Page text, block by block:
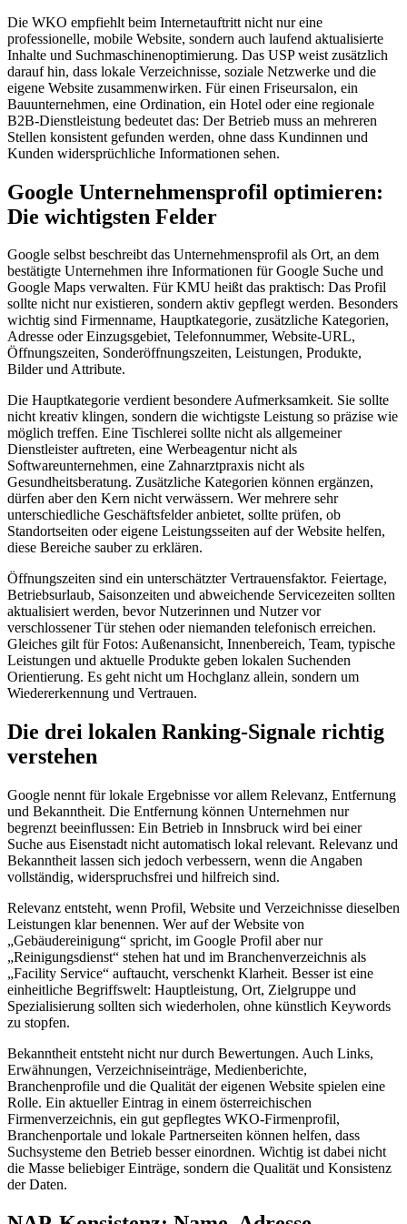
Die WKO empfiehlt beim Internetauftritt nicht nur eine
professionelle, mobile Website, sondern auch laufend aktualisierte
Inhalte und Suchmaschinenoptimierung. Das USP weist zusätzlich
darauf hin, dass lokale Verzeichnisse, soziale Netzwerke und die
eigene Website zusammenwirken. Für einen Friseursalon, ein
Bauunternehmen, eine Ordination, ein Hotel oder eine regionale
B2B-Dienstleistung bedeutet das: Der Betrieb muss an mehreren
Stellen konsistent gefunden werden, ohne dass Kundinnen und
Kunden widersprüchliche Informationen sehen.
Google Unternehmensprofil optimieren:
Die wichtigsten Felder
Google selbst beschreibt das Unternehmensprofil als Ort, an dem
bestätigte Unternehmen ihre Informationen für Google Suche und
Google Maps verwalten. Für KMU heißt das praktisch: Das Profil
sollte nicht nur existieren, sondern aktiv gepflegt werden. Besonders
wichtig sind Firmenname, Hauptkategorie, zusätzliche Kategorien,
Adresse oder Einzugsgebiet, Telefonnummer, Website-URL,
Öffnungszeiten, Sonderöffnungszeiten, Leistungen, Produkte,
Bilder und Attribute.
Die Hauptkategorie verdient besondere Aufmerksamkeit. Sie sollte
nicht kreativ klingen, sondern die wichtigste Leistung so präzise wie
möglich treffen. Eine Tischlerei sollte nicht als allgemeiner
Dienstleister auftreten, eine Werbeagentur nicht als
Softwareunternehmen, eine Zahnarztpraxis nicht als
Gesundheitsberatung. Zusätzliche Kategorien können ergänzen,
dürfen aber den Kern nicht verwässern. Wer mehrere sehr
unterschiedliche Geschäftsfelder anbietet, sollte prüfen, ob
Standortseiten oder eigene Leistungsseiten auf der Website helfen,
diese Bereiche sauber zu erklären.
Öffnungszeiten sind ein unterschätzter Vertrauensfaktor. Feiertage,
Betriebsurlaub, Saisonzeiten und abweichende Servicezeiten sollten
aktualisiert werden, bevor Nutzerinnen und Nutzer vor
verschlossener Tür stehen oder niemanden telefonisch erreichen.
Gleiches gilt für Fotos: Außenansicht, Innenbereich, Team, typische
Leistungen und aktuelle Produkte geben lokalen Suchenden
Orientierung. Es geht nicht um Hochglanz allein, sondern um
Wiedererkennung und Vertrauen.
Die drei lokalen Ranking-Signale richtig
verstehen
Google nennt für lokale Ergebnisse vor allem Relevanz, Entfernung
und Bekanntheit. Die Entfernung können Unternehmen nur
begrenzt beeinflussen: Ein Betrieb in Innsbruck wird bei einer
Suche aus Eisenstadt nicht automatisch lokal relevant. Relevanz und
Bekanntheit lassen sich jedoch verbessern, wenn die Angaben
vollständig, widerspruchsfrei und hilfreich sind.
Relevanz entsteht, wenn Profil, Website und Verzeichnisse dieselben
Leistungen klar benennen. Wer auf der Website von
„Gebäudereinigung“ spricht, im Google Profil aber nur
„Reinigungsdienst“ stehen hat und im Branchenverzeichnis als
„Facility Service“ auftaucht, verschenkt Klarheit. Besser ist eine
einheitliche Begriffswelt: Hauptleistung, Ort, Zielgruppe und
Spezialisierung sollten sich wiederholen, ohne künstlich Keywords
zu stopfen.
Bekanntheit entsteht nicht nur durch Bewertungen. Auch Links,
Erwähnungen, Verzeichniseinträge, Medienberichte,
Branchenprofile und die Qualität der eigenen Website spielen eine
Rolle. Ein aktueller Eintrag in einem österreichischen
Firmenverzeichnis, ein gut gepflegtes WKO-Firmenprofil,
Branchenportale und lokale Partnerseiten können helfen, dass
Suchsysteme den Betrieb besser einordnen. Wichtig ist dabei nicht
die Masse beliebiger Einträge, sondern die Qualität und Konsistenz
der Daten.